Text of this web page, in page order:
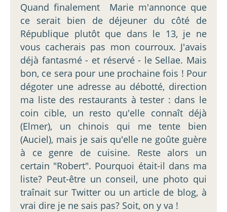
Quand finalement Marie m'annonce que
ce serait bien de déjeuner du côté de
République plutôt que dans le 13, je ne
vous cacherais pas mon courroux. J'avais
déjà fantasmé - et réservé - le Sellae. Mais
bon, ce sera pour une prochaine fois ! Pour
dégoter une adresse au débotté, direction
ma liste des restaurants à tester : dans le
coin cible, un resto qu'elle connaît déjà
(Elmer), un chinois qui me tente bien
(Auciel), mais je sais qu'elle ne goûte guère
à ce genre de cuisine. Reste alors un
certain "Robert". Pourquoi était-il dans ma
liste? Peut-être un conseil, une photo qui
traînait sur Twitter ou un article de blog, à
vrai dire je ne sais pas? Soit, on y va !